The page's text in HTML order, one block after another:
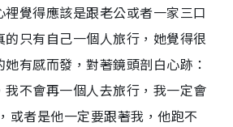
覺得應該是跟老公或者一家三口
只有自己一個人旅行，她覺得很
有感而發，對著鏡頭剖白心跡：
我不會再一個人去旅行，我一定會
或者是他一定要跟著我，他跑不